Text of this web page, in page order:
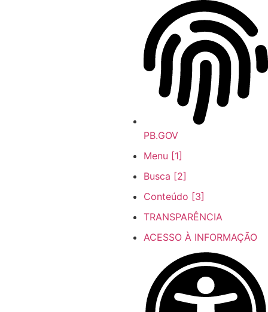
PB.GOV
Menu [1]
Busca [2]
Conteúdo [3]
TRANSPARÊNCIA
ACESSO À INFORMAÇÃO